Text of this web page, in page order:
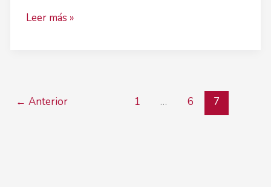
Santi
Leer más »
← Anterior 1 … 6 7